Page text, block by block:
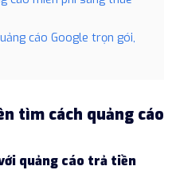
cáo Google trọn gói,
tìm cách quảng cáo
quảng cáo trả tiền